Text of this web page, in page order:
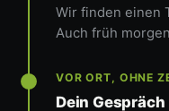
Wir finden einen
Auch früh
VOR ORT, OHNE
Dein Gespräch